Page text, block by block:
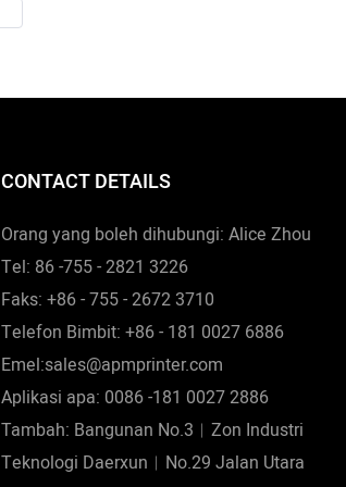
CONTACT DETAILS
Orang yang boleh dihubungi: Alice Zhou
Tel: 86 -755 - 2821 3226
Faks: +86 - 755 - 2672 3710
Telefon Bimbit: +86 - 181 0027 6886
Emel:sales@apmprinter.com
Aplikasi apa: 0086 -181 0027 2886
Tambah: Bangunan No.3︱Zon Industri
Teknologi Daerxun︱No.29 Jalan Utara